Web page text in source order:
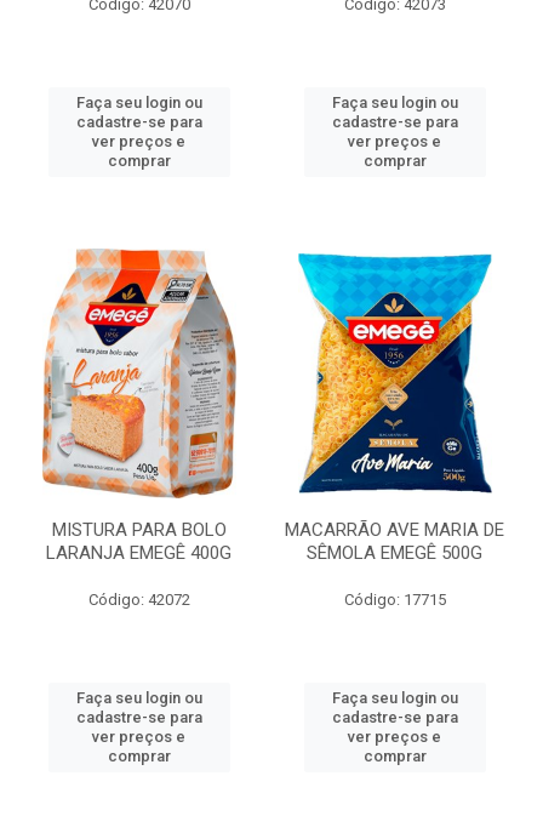
Código: 42070
Faça seu login ou
cadastre-se para
ver preços e
comprar
Código: 42073
Faça seu login ou
cadastre-se para
ver preços e
comprar
MISTURA PARA BOLO
LARANJA EMEGÊ 400G
Código: 42072
Faça seu login ou
cadastre-se para
ver preços e
comprar
MACARRÃO AVE MARIA DE
SÊMOLA EMEGÊ 500G
Código: 17715
Faça seu login ou
cadastre-se para
ver preços e
comprar